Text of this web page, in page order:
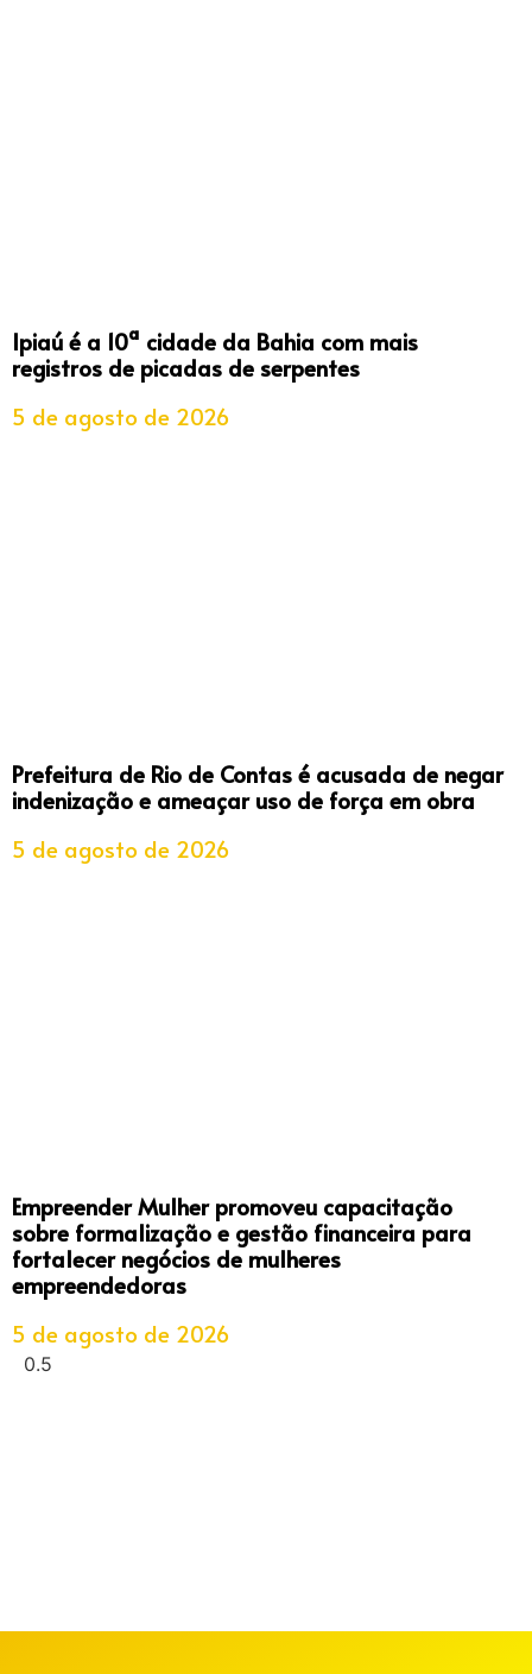
Ipiaú é a 10ª cidade da Bahia com mais
registros de picadas de serpentes
5 de agosto de 2026
Prefeitura de Rio de Contas é acusada de negar
indenização e ameaçar uso de força em obra
5 de agosto de 2026
Empreender Mulher promoveu capacitação
sobre formalização e gestão financeira para
fortalecer negócios de mulheres
empreendedoras
5 de agosto de 2026